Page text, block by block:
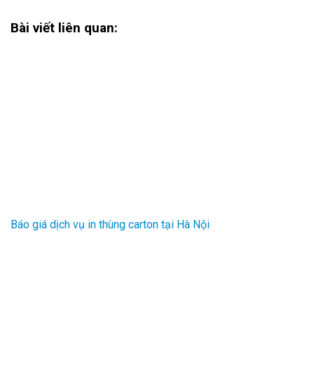
Bài viết liên quan:
Báo giá dịch vụ in thùng carton tại Hà Nội